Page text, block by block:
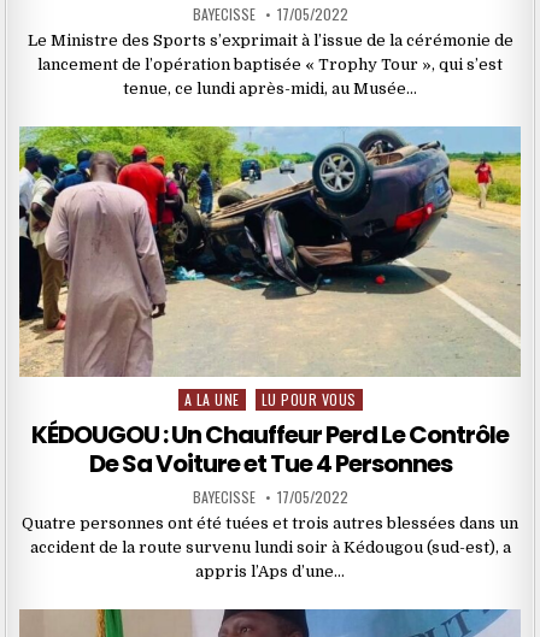
BAYECISSE 17/05/2022
Le Ministre des Sports s’exprimait à l’issue de la cérémonie de
lancement de l’opération baptisée « Trophy Tour », qui s’est
tenue, ce lundi après-midi, au Musée…
Posted
in
A LA UNE LU POUR VOUS
KÉDOUGOU : Un Chauffeur Perd Le Contrôle
De Sa Voiture et Tue 4 Personnes
BAYECISSE 17/05/2022
Quatre personnes ont été tuées et trois autres blessées dans un
accident de la route survenu lundi soir à Kédougou (sud-est), a
appris l’Aps d’une…